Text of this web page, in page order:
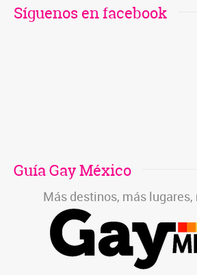
Síguenos en facebook
Guía Gay México
Más destinos, más